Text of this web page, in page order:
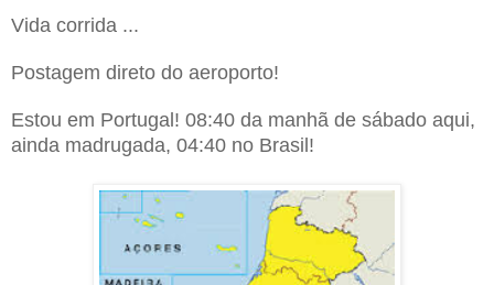
Vida corrida ...
Postagem direto do aeroporto!
Estou em Portugal! 08:40 da manhã de sábado aqui,
ainda madrugada, 04:40 no Brasil!